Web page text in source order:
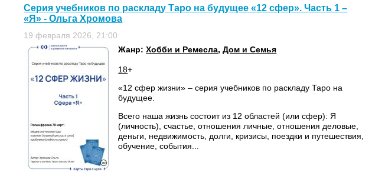
Серия учебников по раскладу Таро на будущее «12 сфер». Часть 1 –
«Я» - Ольга Хромова
19 февраля 2026, 21:00
Жанр:Хобби и Ремесла,Дом и Семья
18+
«12 сфер жизни» – серия учебников по раскладу Таро на
будущее.
Всего наша жизнь состоит из 12 областей (или сфер): Я
(личность), счастье, отношения личные, отношения деловые,
деньги, недвижимость, долги, кризисы, поездки и путешествия,
обучение, события...